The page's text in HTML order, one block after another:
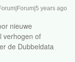
years ago
nieuwe
verhogen of
de Dubbeldata